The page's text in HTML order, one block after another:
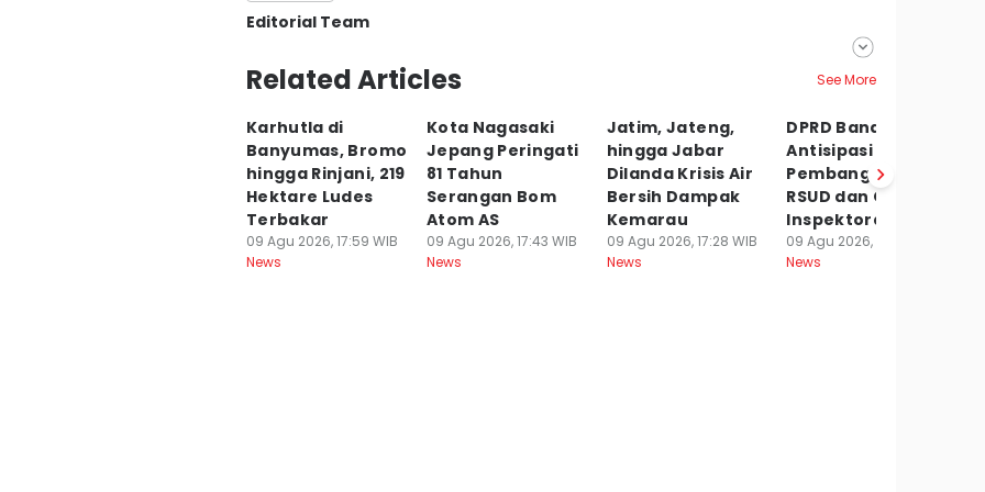
Editorial Team
Editor
Jordi Farhansyah
Editor
Marwan Fitranansya
Related Articles See More
Karhutla di
Banyumas, Bromo
hingga Rinjani, 219
Hektare Ludes
Terbakar
09 Agu 2026, 17:59 WIB
News
Kota Nagasaki
Jepang Peringati
81 Tahun
Serangan Bom
Atom AS
09 Agu 2026, 17:43 WIB
News
Jatim, Jateng,
hingga Jabar
Dilanda Krisis Air
Bersih Dampak
Kemarau
09 Agu 2026, 17:28 WIB
News
DPRD Bandung
Antisipasi Risiko
Pembangunan
RSUD dan Gedung
Inspektorat
09 Agu 2026, 17:10 WIB
News